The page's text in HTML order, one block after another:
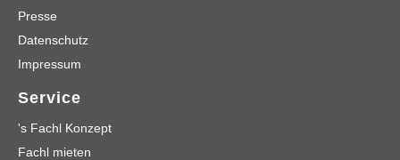
Presse
Datenschutz
Impressum
Service
's Fachl Konzept
Fachl mieten